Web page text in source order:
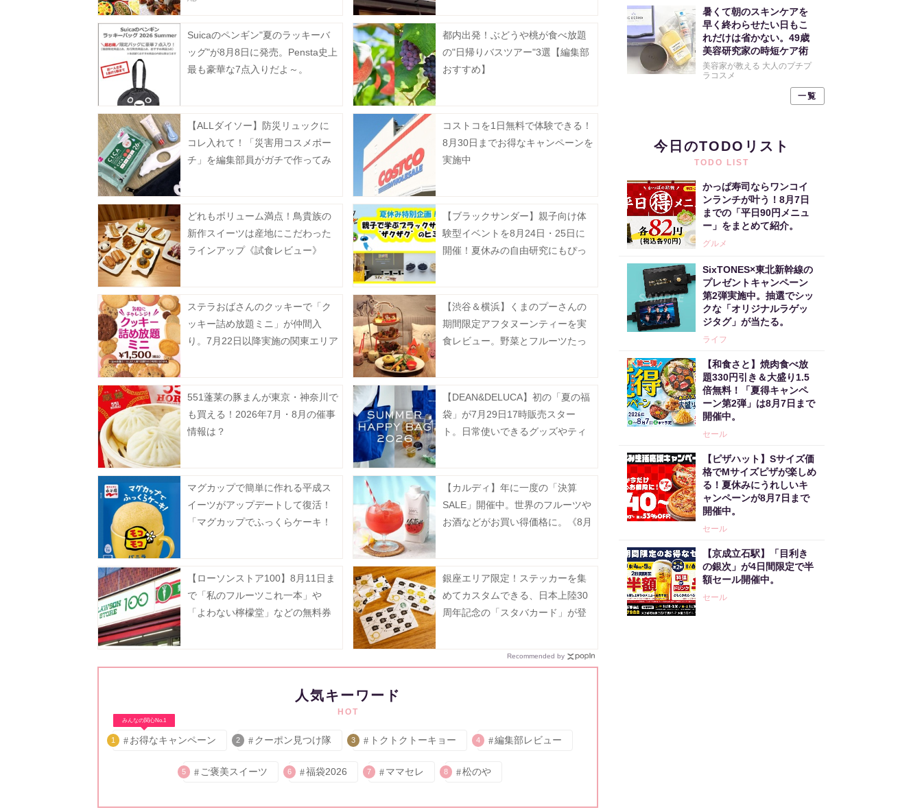
Suicaのペンギン"夏のラッキーバ
ッグ"が8月8日に発売。Pensta史上
最も豪華な7点入りだよ～。
都内出発！ぶどうや桃が食べ放題
の"日帰りバスツアー"3選【編集部
おすすめ】
【ALLダイソー】防災リュックに
コレ入れて！「災害用コスメポー
チ」を編集部員がガチで作ってみ
コストコを1日無料で体験できる！
8月30日までお得なキャンペーンを
実施中
どれもボリューム満点！鳥貴族の
新作スイーツは産地にこだわった
ラインアップ《試食レビュー》
【ブラックサンダー】親子向け体
験型イベントを8月24日・25日に
開催！夏休みの自由研究にもぴっ
ステラおばさんのクッキーで「ク
ッキー詰め放題ミニ」が仲間入
り。7月22日以降実施の関東エリア
【渋谷＆横浜】くまのプーさんの
期間限定アフタヌーンティーを実
食レビュー。野菜とフルーツたっ
551蓬莱の豚まんが東京・神奈川で
も買える！2026年7月・8月の催事
情報は？
【DEAN&DELUCA】初の「夏の福
袋」が7月29日17時販売スター
ト。日常使いできるグッズやティ
マグカップで簡単に作れる平成ス
イーツがアップデートして復活！
「マグカップでふっくらケーキ！
【カルディ】年に一度の「決算
SALE」開催中。世界のフルーツや
お酒などがお買い得価格に。《8月
【ローソンストア100】8月11日ま
で「私のフルーツこれ一本」や
「よわない檸檬堂」などの無料券
銀座エリア限定！ステッカーを集
めてカスタムできる、日本上陸30
周年記念の「スタバカード」が登
Recommended by
人気キーワード
HOT
みんなの関心No.1
1 お得なキャンペーン 2 クーポン見つけ隊 3 トクトクトーキョー 4 編集部レビュー
5 ご褒美スイーツ 6 福袋2026 7 ママセレ 8 松のや
暑くて朝のスキンケアを
早く終わらせたい日もこ
れだけは省かない。49歳
美容研究家の時短ケア術
美容家が教える 大人のプチプ
ラコスメ
一覧
今日のTODOリスト
TODO LIST
かっぱ寿司ならワンコイ
ンランチが叶う！8月7日
までの「平日90円メニュ
ー」をまとめて紹介。
グルメ
SixTONES×東北新幹線の
プレゼントキャンペーン
第2弾実施中。抽選でシッ
クな「オリジナルラゲッ
ジタグ」が当たる。
ライフ
【和食さと】焼肉食べ放
題330円引き＆大盛り1.5
倍無料！「夏得キャンペ
ーン第2弾」は8月7日まで
開催中。
セール
【ピザハット】Sサイズ価
格でMサイズピザが楽しめ
る！夏休みにうれしいキ
ャンペーンが8月7日まで
開催中。
セール
【京成立石駅】「目利き
の銀次」が4日間限定で半
額セール開催中。
セール